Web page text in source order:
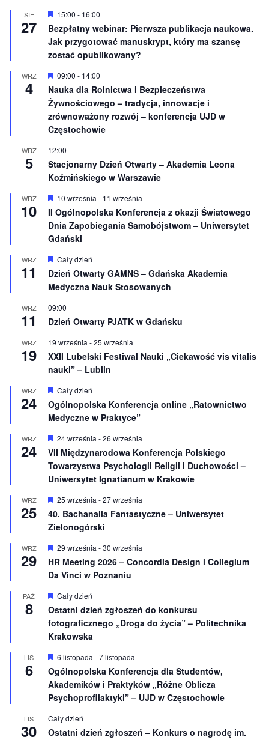
n
o
n
e
SIE
27
W
r
ó
ż
n
i
o
n
e
15:00 - 16:00
Bezpłatny webinar: Pierwsza publikacja naukowa.
Jak przygotować manuskrypt, który ma szansę
zostać opublikowany?
WRZ
4
W
r
ó
ż
n
i
n
e
09:00 - 14:00
Nauka dla Rolnictwa i Bezpieczeństwa
Żywnościowego – tradycja, innowacje i
zrównoważony rozwój – konferencja UJD w
Częstochowie
WRZ
5
12:00
Stacjonarny Dzień Otwarty – Akademia Leona
Koźmińskiego w Warszawie
WRZ
10
W
y
r
ó
ż
n
o
n
e
10 września - 11 września
II Ogólnopolska Konferencja z okazji Światowego
Dnia Zapobiegania Samobójstwom – Uniwersytet
Gdański
WRZ
11
W
y
r
ó
n
o
e
Cały dzień
Dzień Otwarty GAMNS – Gdańska Akademia
Medyczna Nauk Stosowanych
WRZ
11
09:00
Dzień Otwarty PJATK w Gdańsku
WRZ
19
19 września -25 września
XXII Lubelski Festiwal Nauki „Ciekawość vis vitalis
nauki” – Lublin
WRZ
24
W
r
ó
n
i
o
n
e
Cały dzień
Ogólnopolska Konferencja online „Ratownictwo
Medyczne w Praktyce”
WRZ
24
W
y
r
ó
ż
n
i
o
n
e
24 września -26 września
VII Międzynarodowa Konferencja Polskiego
Towarzystwa Psychologii Religii i Duchowości –
Uniwersytet Ignatianum w Krakowie
WRZ
25
W
r
ó
n
i
o
n
25 września -27 września
40. Bachanalia Fantastyczne – Uniwersytet
Zielonogórski
WRZ
29
W
y
r
ó
n
o
n
e
29 września -30 września
HR Meeting 2026 – Concordia Design i Collegium
Da Vinci w Poznaniu
PAŹ
8
W
r
ó
ż
n
i
o
n
e
Cały dzień
Ostatni dzień zgłoszeń do konkursu
fotograficznego „Droga do życia” – Politechnika
Krakowska
LIS
6
W
r
ó
ż
n
o
n
6 listopada -7 listopada
Ogólnopolska Konferencja dla Studentów,
Akademików i Praktyków „Różne Oblicza
Psychoprofilaktyki” – UJD w Częstochowie
LIS
30
Cały dzień
Ostatni dzień zgłoszeń – Konkurs o nagrodę im.